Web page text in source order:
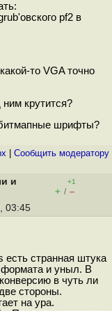
pf2 в
то VGA точно
крутится?
шрифты?
Cообщить модератору
и
+1
+ / –
03:45
странная штука
формата и уныл. В
в чуть ли
стороны.
на ура.